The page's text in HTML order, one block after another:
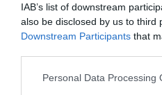
IAB’s list of downstream
also be disclosed by us to third
Downstream Participants that
Please note that this website/
Personal Data Processing
380021
Άμεσα Διαθέσιμο
28,97 €